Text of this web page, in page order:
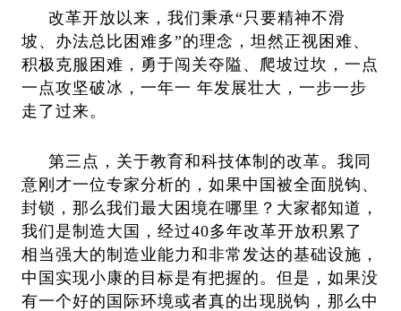
改革开放以来，我们秉承“只要精神不滑
坡、办法总比困难多”的理念，坦然正视困难、
积极克服困难，勇于闯关夺隘、爬坡过坎，一点
一点攻坚破冰，一年一 年发展壮大，一步一步
走了过来。
第三点，关于教育和科技体制的改革。我同
意刚才一位专家分析的，如果中国被全面脱钩、
封锁，那么我们最大困境在哪里？大家都知道，
我们是制造大国，经过40多年改革开放积累了
相当强大的制造业能力和非常发达的基础设施，
中国实现小康的目标是有把握的。但是，如果没
有一个好的国际环境或者真的出现脱钩，那么中